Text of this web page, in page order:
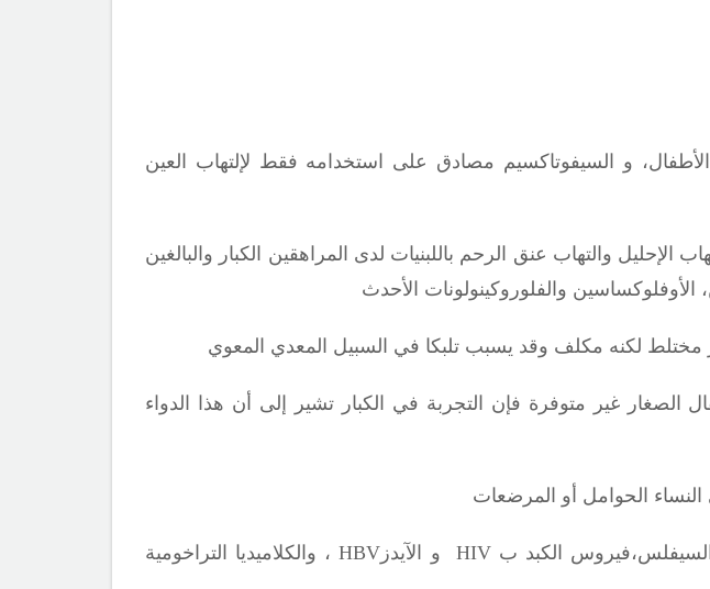
و السيفوتاكسيم مصادق على استخدامه فقط لإلتهاب العين
والتهاب عنق الرحم باللبنيات لدى المراهقين الكبار والبالغين
والفلوروكينولونات الأحدث
الصغار غير متوفرة فإن التجربة في الكبار تشير إلى أن هذا الدواء
السيفلس،فيروس الكبد بHIV و الآيدز HBV، والكلاميديا التراخومية